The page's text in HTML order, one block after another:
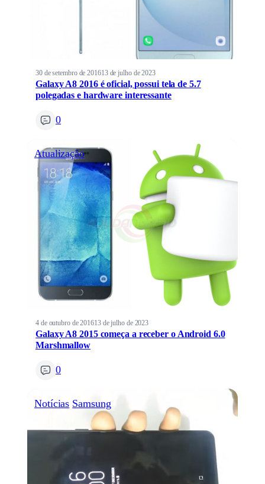
30 de setembro de 201613 de julho de 2023
Galaxy A8 2016 é oficial, possui tela de 5.7
polegadas e hardware interessante
0
Atualização
4 de outubro de 201613 de julho de 2023
Galaxy A8 2015 começa a receber o Android 6.0
Marshmallow
0
Notícias Samsung